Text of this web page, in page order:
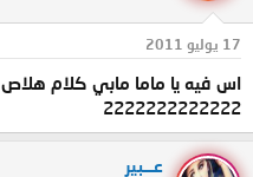
17 يوليو 2011
اس فيه يا ماما مابي كلام هلاص
2222222222222
عـــبير